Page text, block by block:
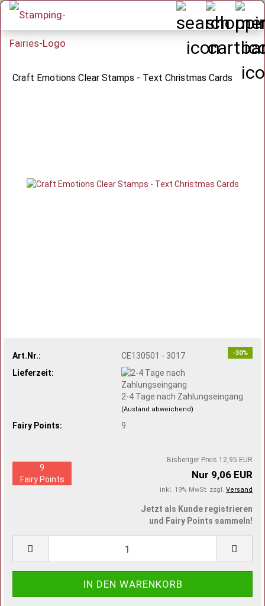
Craft Emotions Clear Stamps - Text Christmas Cards
-30%
Art.Nr.:
CE130501 - 3017
Lieferzeit:
2-4 Tage nach Zahlungseingang
(Ausland abweichend)
Fairy Points: 9
Bisheriger Preis 12,95 EUR
Nur 9,06 EUR
inkl. 19% MwSt. zzgl. Versand
9
Fairy Points
Jetzt als Kunde registrieren
und Fairy Points sammeln!